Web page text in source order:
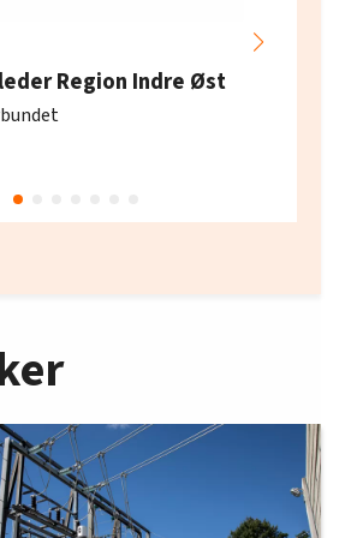
Region Indre Øst